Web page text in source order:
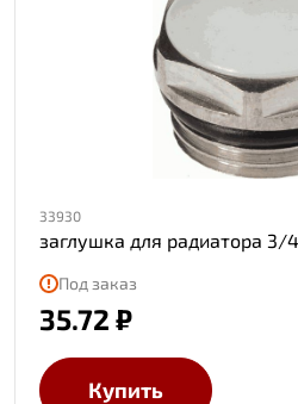
33930
заглушка для радиатора 3/
Под заказ
35.72 ₽
Купить